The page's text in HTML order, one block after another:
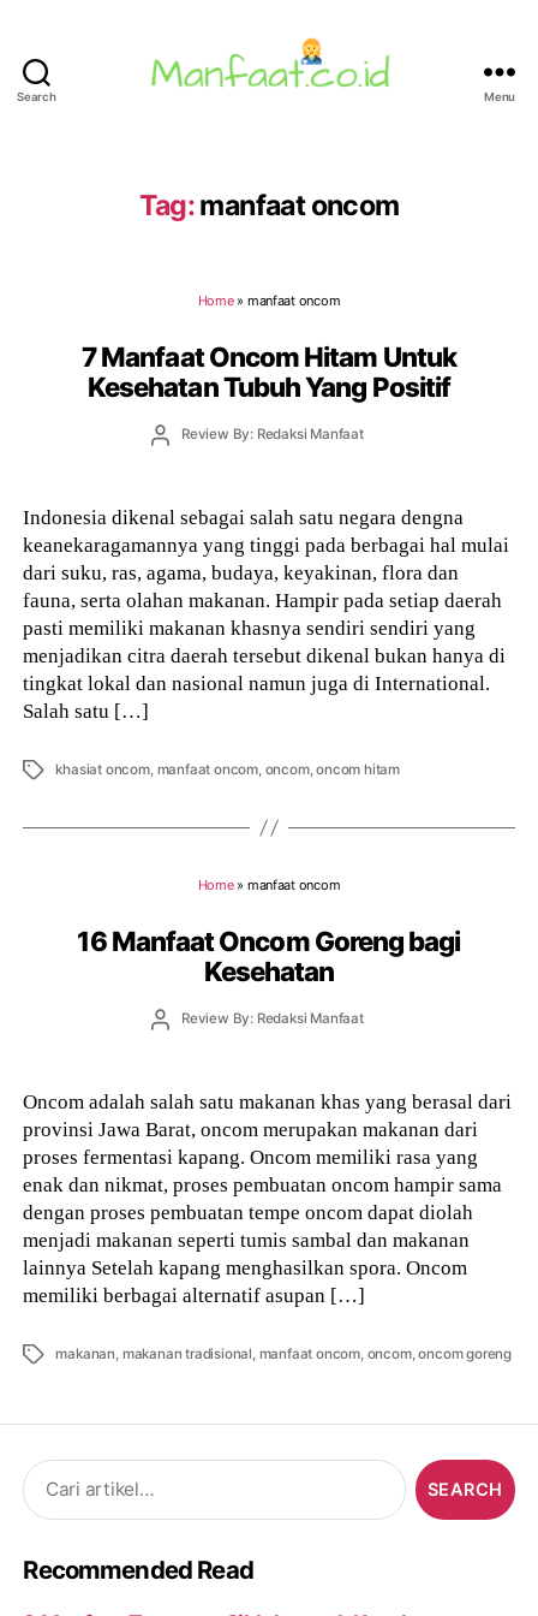
Search Menu
Tag:manfaat oncom
Home» manfaat oncom
7 Manfaat Oncom Hitam Untuk
Kesehatan Tubuh Yang Positif
PostReview By: Redaksi Manfaat
Indonesia dikenal sebagai salah satu negara dengna
keanekaragamannya yang tinggi pada berbagai hal mulai
dari suku, ras, agama, budaya, keyakinan, flora dan
fauna, serta olahan makanan. Hampir pada setiap daerah
pasti memiliki makanan khasnya sendiri sendiri yang
menjadikan citra daerah tersebut dikenal bukan hanya di
tingkat lokal dan nasional namun juga di International.
Salah satu […]
Tags khasiat oncom, manfaat oncom, oncom,oncom hitam
Home» manfaat oncom
16 Manfaat Oncom Goreng bagi
Kesehatan
PostReview By: Redaksi Manfaat
Oncom adalah salah satu makanan khas yang berasal dari
provinsi Jawa Barat, oncom merupakan makanan dari
proses fermentasi kapang. Oncom memiliki rasa yang
enak dan nikmat, proses pembuatan oncom hampir sama
dengan proses pembuatan tempe oncom dapat diolah
menjadi makanan seperti tumis sambal dan makanan
lainnya Setelah kapang menghasilkan spora. Oncom
memiliki berbagai alternatif asupan […]
Tags makanan, makanan tradisional, manfaat oncom, oncom,oncom goreng
Search
for:
Recommended Read